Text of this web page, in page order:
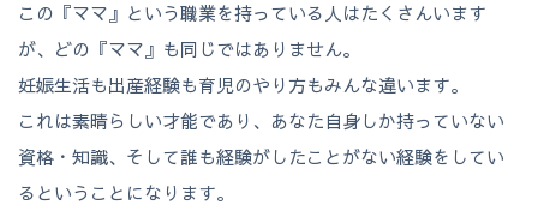
この『ママ』という職業を持っている人はたくさんいます
が、どの『ママ』も同じではありません。
妊娠生活も出産経験も育児のやり方もみんな違います。
これは素晴らしい才能であり、あなた自身しか持っていない
資格・知識、そして誰も経験がしたことがない経験をしてい
るということになります。